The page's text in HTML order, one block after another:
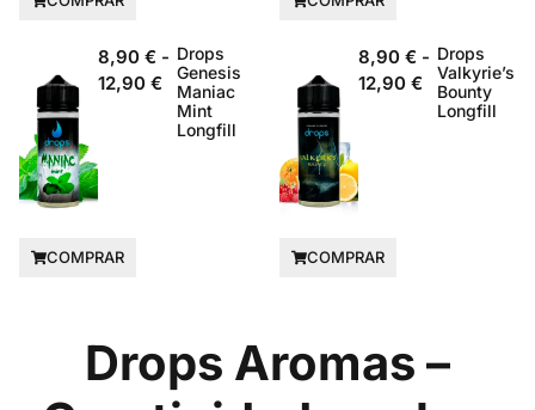
8,90 € -
12,90 €
Drops
Genesis
Maniac
Mint
Longfill
COMPRAR
8,90 € -
12,90 €
Drops
Valkyrie’s
Bounty
Longfill
COMPRAR
Drops Aromas –